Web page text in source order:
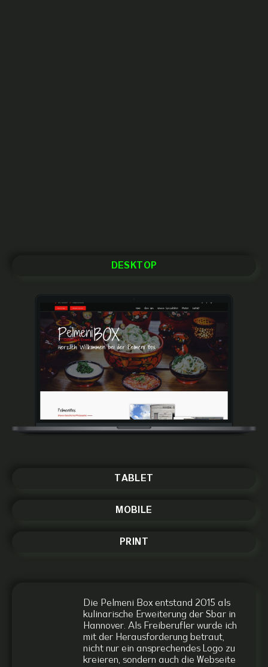
Die Pelmeni Box entstand 2015 als
kulinarische Erweiterung der Sbar in
Hannover. Als Freiberufler wurde ich
mit der Herausforderung betraut,
nicht nur ein ansprechendes Logo zu
kreieren, sondern auch die Webseite
DESKTOP
TABLET
MOBILE
PRINT